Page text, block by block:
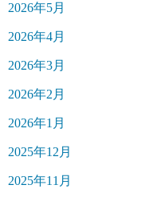
2026年5月
2026年4月
2026年3月
2026年2月
2026年1月
2025年12月
2025年11月